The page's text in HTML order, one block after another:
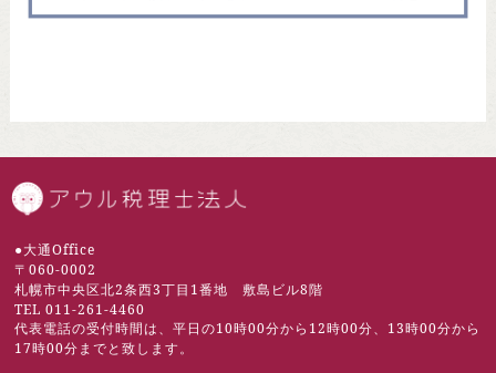
●大通Office
〒060-0002
札幌市中央区北2条西3丁目1番地 敷島ビル8階
TEL 011-261-4460
代表電話の受付時間は、平日の10時00分から12時00分、13時00分から
17時00分までと致します。